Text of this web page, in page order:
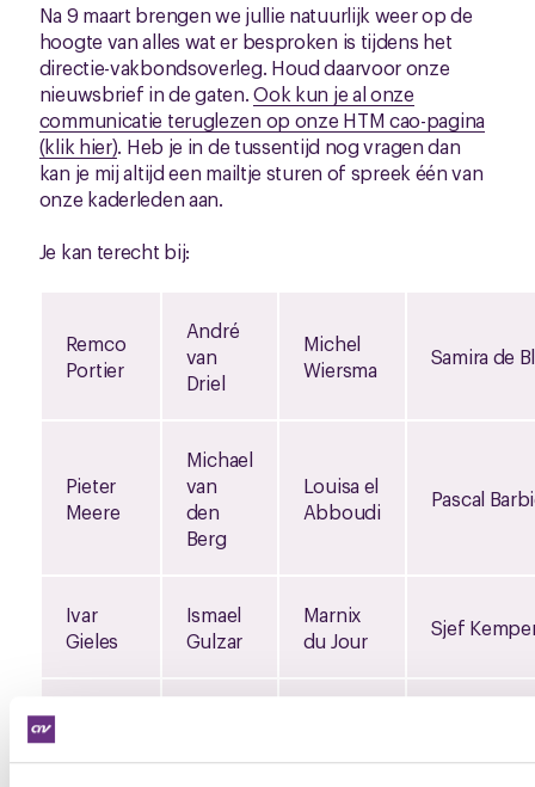
Na 9 maart brengen we jullie natuurlijk weer op de
hoogte van alles wat er besproken is tijdens het
directie-vakbondsoverleg. Houd daarvoor onze
nieuwsbrief in de gaten.Ook kun je al onze
communicatie teruglezen op onze HTM cao-pagina
(klik hier). Heb je in de tussentijd nog vragen dan
kan je mij altijd een mailtje sturen of spreek één van
onze kaderleden aan.
Je kan terecht bij:
Remco
Portier
André
van
Driel
Michel
Wiersma
Samira de
Pieter
Meere
Michael
van
den
Berg
Louisa el
Abboudi
Pascal
Ivar
Gieles
Ismael
Gulzar
Marnix
du Jour
Sjef
Rietveld
Smit
Taal